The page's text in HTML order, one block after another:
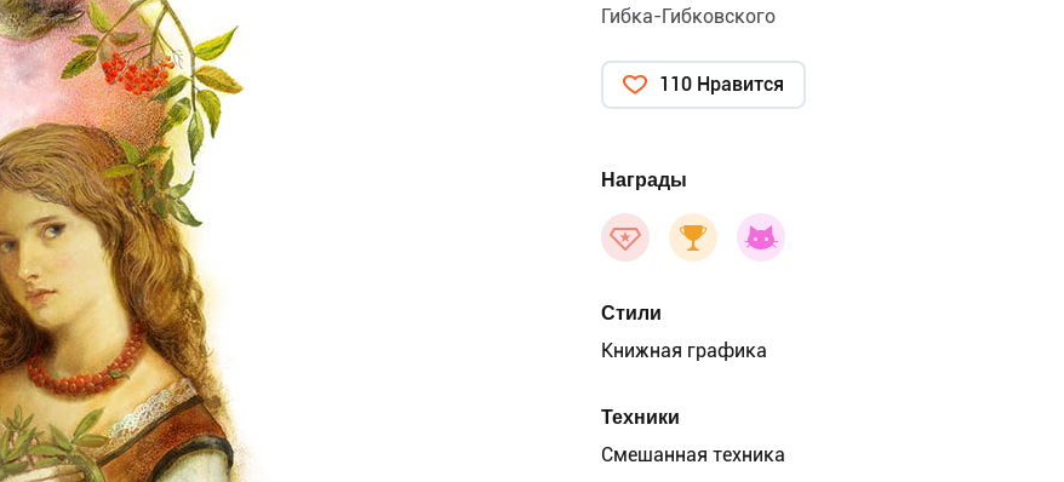
Гибка-Гибковского
110 Нравится
Награды
Стили
Книжная графика
Техники
Смешанная техника